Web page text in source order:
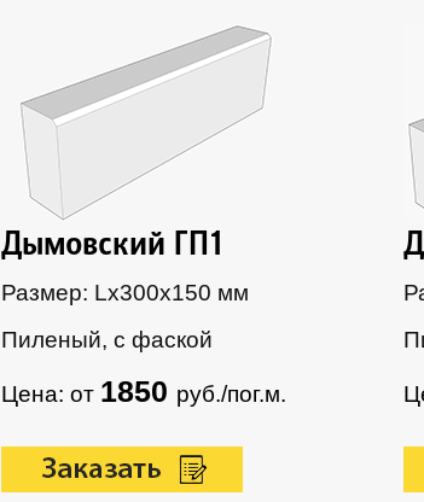
Дымовский ГП1
Размер: Lх300х150 мм
Пиленый, с фаской
Цена: от 1850 руб./пог.м.